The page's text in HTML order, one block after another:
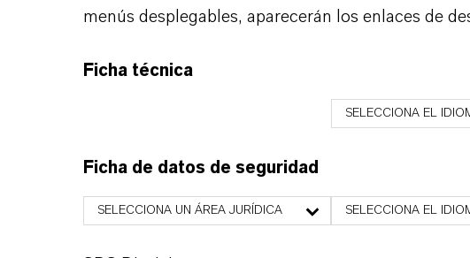
menús desplegables, aparecerán los enlaces de
Ficha técnica
SELECCIONA EL
Ficha de datos de seguridad
SELECCIONA UN ÁREA JURÍDICA SELECCIONA EL